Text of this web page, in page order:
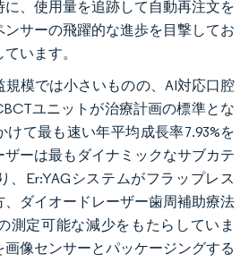
、使用量を追跡して自動再注文を
サーの飛躍的な進歩を目撃してお
います。
模では小さいものの、AI対応口腔
ユニットが治療計画の標準とな
けて最も速い年平均成長率7.93%を
ーは最もダイナミックなサブカテ
、Er:YAGシステムがフラップレス
ダイオードレーザー歯周補助療法
測定可能な減少をもたらしていま
像センサーとパッケージングする